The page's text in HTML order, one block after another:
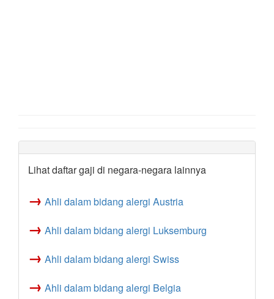
Lihat daftar gaji di negara-negara lainnya
→ Ahli dalam bidang alergi Austria
→ Ahli dalam bidang alergi Luksemburg
→ Ahli dalam bidang alergi Swiss
→ Ahli dalam bidang alergi Belgia